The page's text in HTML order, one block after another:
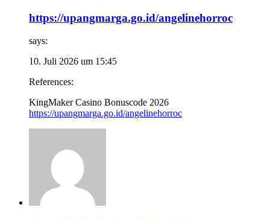
https://upangmarga.go.id/angelinehorroc
says:
10. Juli 2026 um 15:45
References:
KingMaker Casino Bonuscode 2026
https://upangmarga.go.id/angelinehorroc